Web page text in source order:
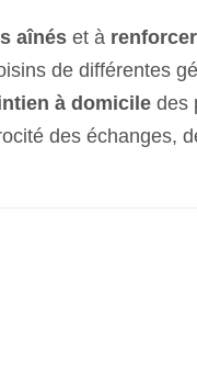
aînés et à
de différentes
à domicile des
des échanges,